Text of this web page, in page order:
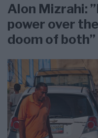
Alon Mizrahi:
power over
doom of both”